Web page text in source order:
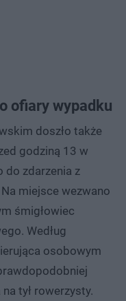
ofiary wypadku
doszło także
godziną 13 w
do zdarzenia z
miejsce wezwano
śmigłowiec
Według
osobowym
tył rowerzysty.